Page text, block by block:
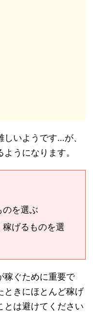
いようです…が、
うになります。
のを選ぶ
げるものを選
稼ぐために重要で
ときにほとんど稼げ
とは避けてください